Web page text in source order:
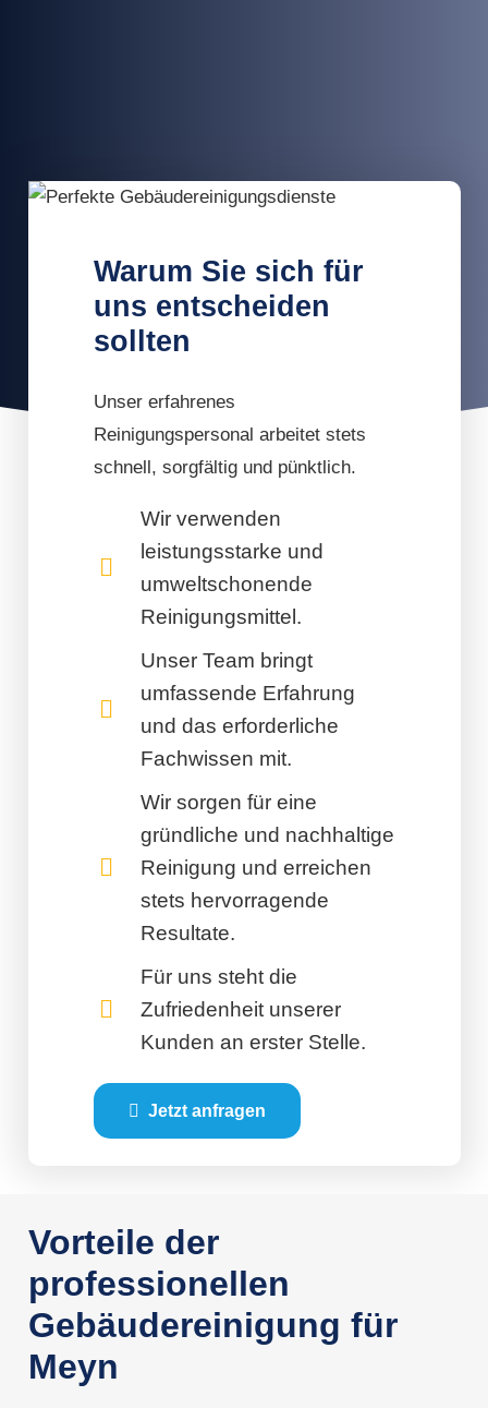
Warum Sie sich für
uns entscheiden
sollten
Unser erfahrenes
Reinigungspersonal arbeitet stets
schnell, sorgfältig und pünktlich.
Wir verwenden
leistungsstarke und
umweltschonende
Reinigungsmittel.
Unser Team bringt
umfassende Erfahrung
und das erforderliche
Fachwissen mit.
Wir sorgen für eine
gründliche und nachhaltige
Reinigung und erreichen
stets hervorragende
Resultate.
Für uns steht die
Zufriedenheit unserer
Kunden an erster Stelle.
Jetzt anfragen
Vorteile der
professionellen
Gebäudereinigung für
Meyn